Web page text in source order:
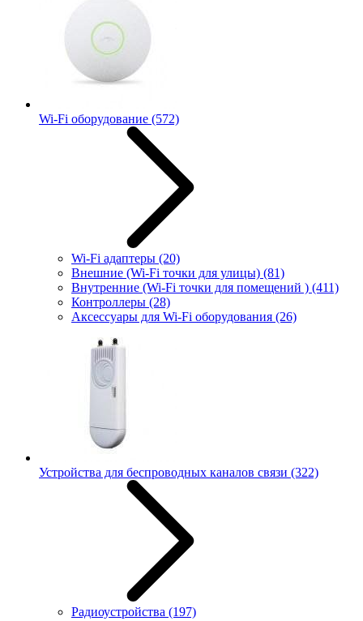
Wi-Fi оборудование (572)
Wi-Fi адаптеры (20)
Внешние (Wi-Fi точки для улицы) (81)
Внутренние (Wi-Fi точки для помещений ) (411)
Контроллеры (28)
Аксессуары для Wi-Fi оборудования (26)
Устройства для беспроводных каналов связи (322)
Радиоустройства (197)